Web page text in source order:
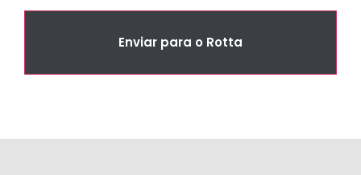
Enviar para o Rotta